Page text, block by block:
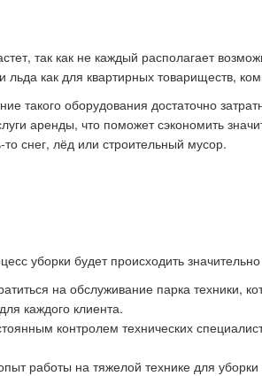
так как не каждый располагает
как для квартирных товариществ,
такого оборудования достаточно
аренды, что поможет сэкономить
снег, лёд или строительный мусор.
уборки будет происходить
на обслуживание парка техники,
каждого клиента.
контролем технических
работы на тяжелой технике для уборки